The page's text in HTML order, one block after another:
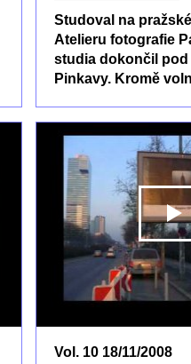
Studoval na
Atelieru fotografie
studia dokončil pod
Pinkavy. Kromě
PŘEHRÁT
Vol. 10 18/11/2008